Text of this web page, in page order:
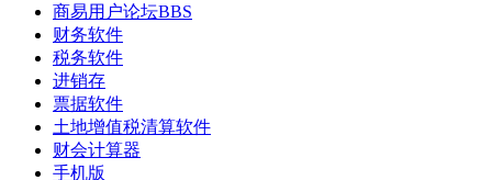
商易用户论坛BBS
财务软件
税务软件
进销存
票据软件
土地增值税清算软件
财会计算器
手机版